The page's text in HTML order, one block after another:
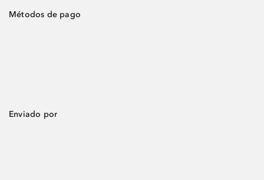
Métodos de pago
Enviado por